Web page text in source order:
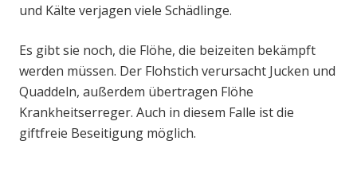
und Kälte verjagen viele Schädlinge.
Es gibt sie noch, die Flöhe, die beizeiten bekämpft
werden müssen. Der Flohstich verursacht Jucken und
Quaddeln, außerdem übertragen Flöhe
Krankheitserreger. Auch in diesem Falle ist die
giftfreie Beseitigung möglich.